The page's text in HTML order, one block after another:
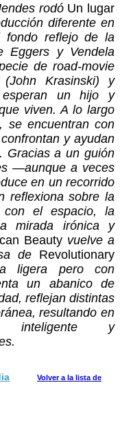
rodóUn lugar
diferente en
fondo reflejo de la
Eggers y Vendela
de road-movie
Krasinski) y
esperan un hijo y
viven. A lo largo
se encuentran con
y ayudan
Gracias a un guión
—aunque a veces
en un recorrido
reflexiona sobre la
el espacio, la
mirada irónica y
Beauty vuelve a
de Revolutionary
ligera pero con
un abanico de
reflejan distintas
resultando en
inteligente y
Volver a la lista de